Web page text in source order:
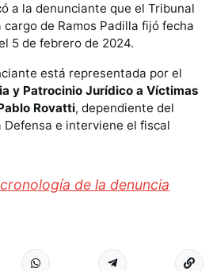
a la denunciante que el Tribunal
de Ramos Padilla fijó fecha
5 de febrero de 2024.
está representada por el
y Patrocinio Jurídico a Víctimas
Rovatti, dependiente del
e interviene el fiscal
de la denuncia